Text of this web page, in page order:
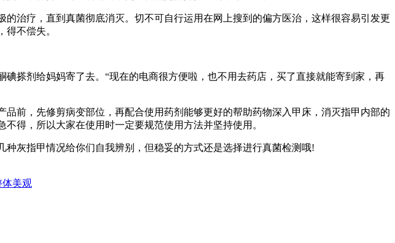
疗，直到真菌彻底消灭。切不可自行运用在网上搜到的偏方医治，这样很容易引发更
不偿失。
剂给妈妈寄了去。“现在的电商很方便啦，也不用去药店，买了直接就能寄到家，再
，先修剪病变部位，再配合使用药剂能够更好的帮助药物深入甲床，消灭指甲内部的
得，所以大家在使用时一定要规范使用方法并坚持使用。
灰指甲情况给你们自我辨别，但稳妥的方式还是选择进行真菌检测哦!
体美观